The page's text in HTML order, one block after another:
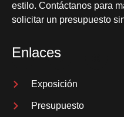
estilo. Contáctanos para
solicitar un presupuesto
Enlaces
Exposición
Presupuesto